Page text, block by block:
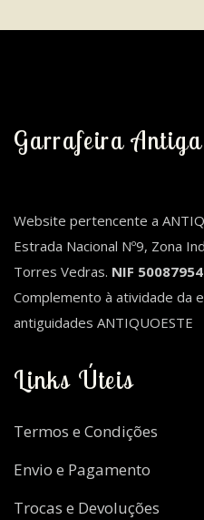
Garrafeira Antiga
Website pertencente a
Estrada Nacional Nº9, Zona
Torres Vedras. NIF
Complemento à atividade da
antiguidades ANTIQUOESTE
Links Úteis
Termos e Condições
Envio e Pagamento
Trocas e Devoluções